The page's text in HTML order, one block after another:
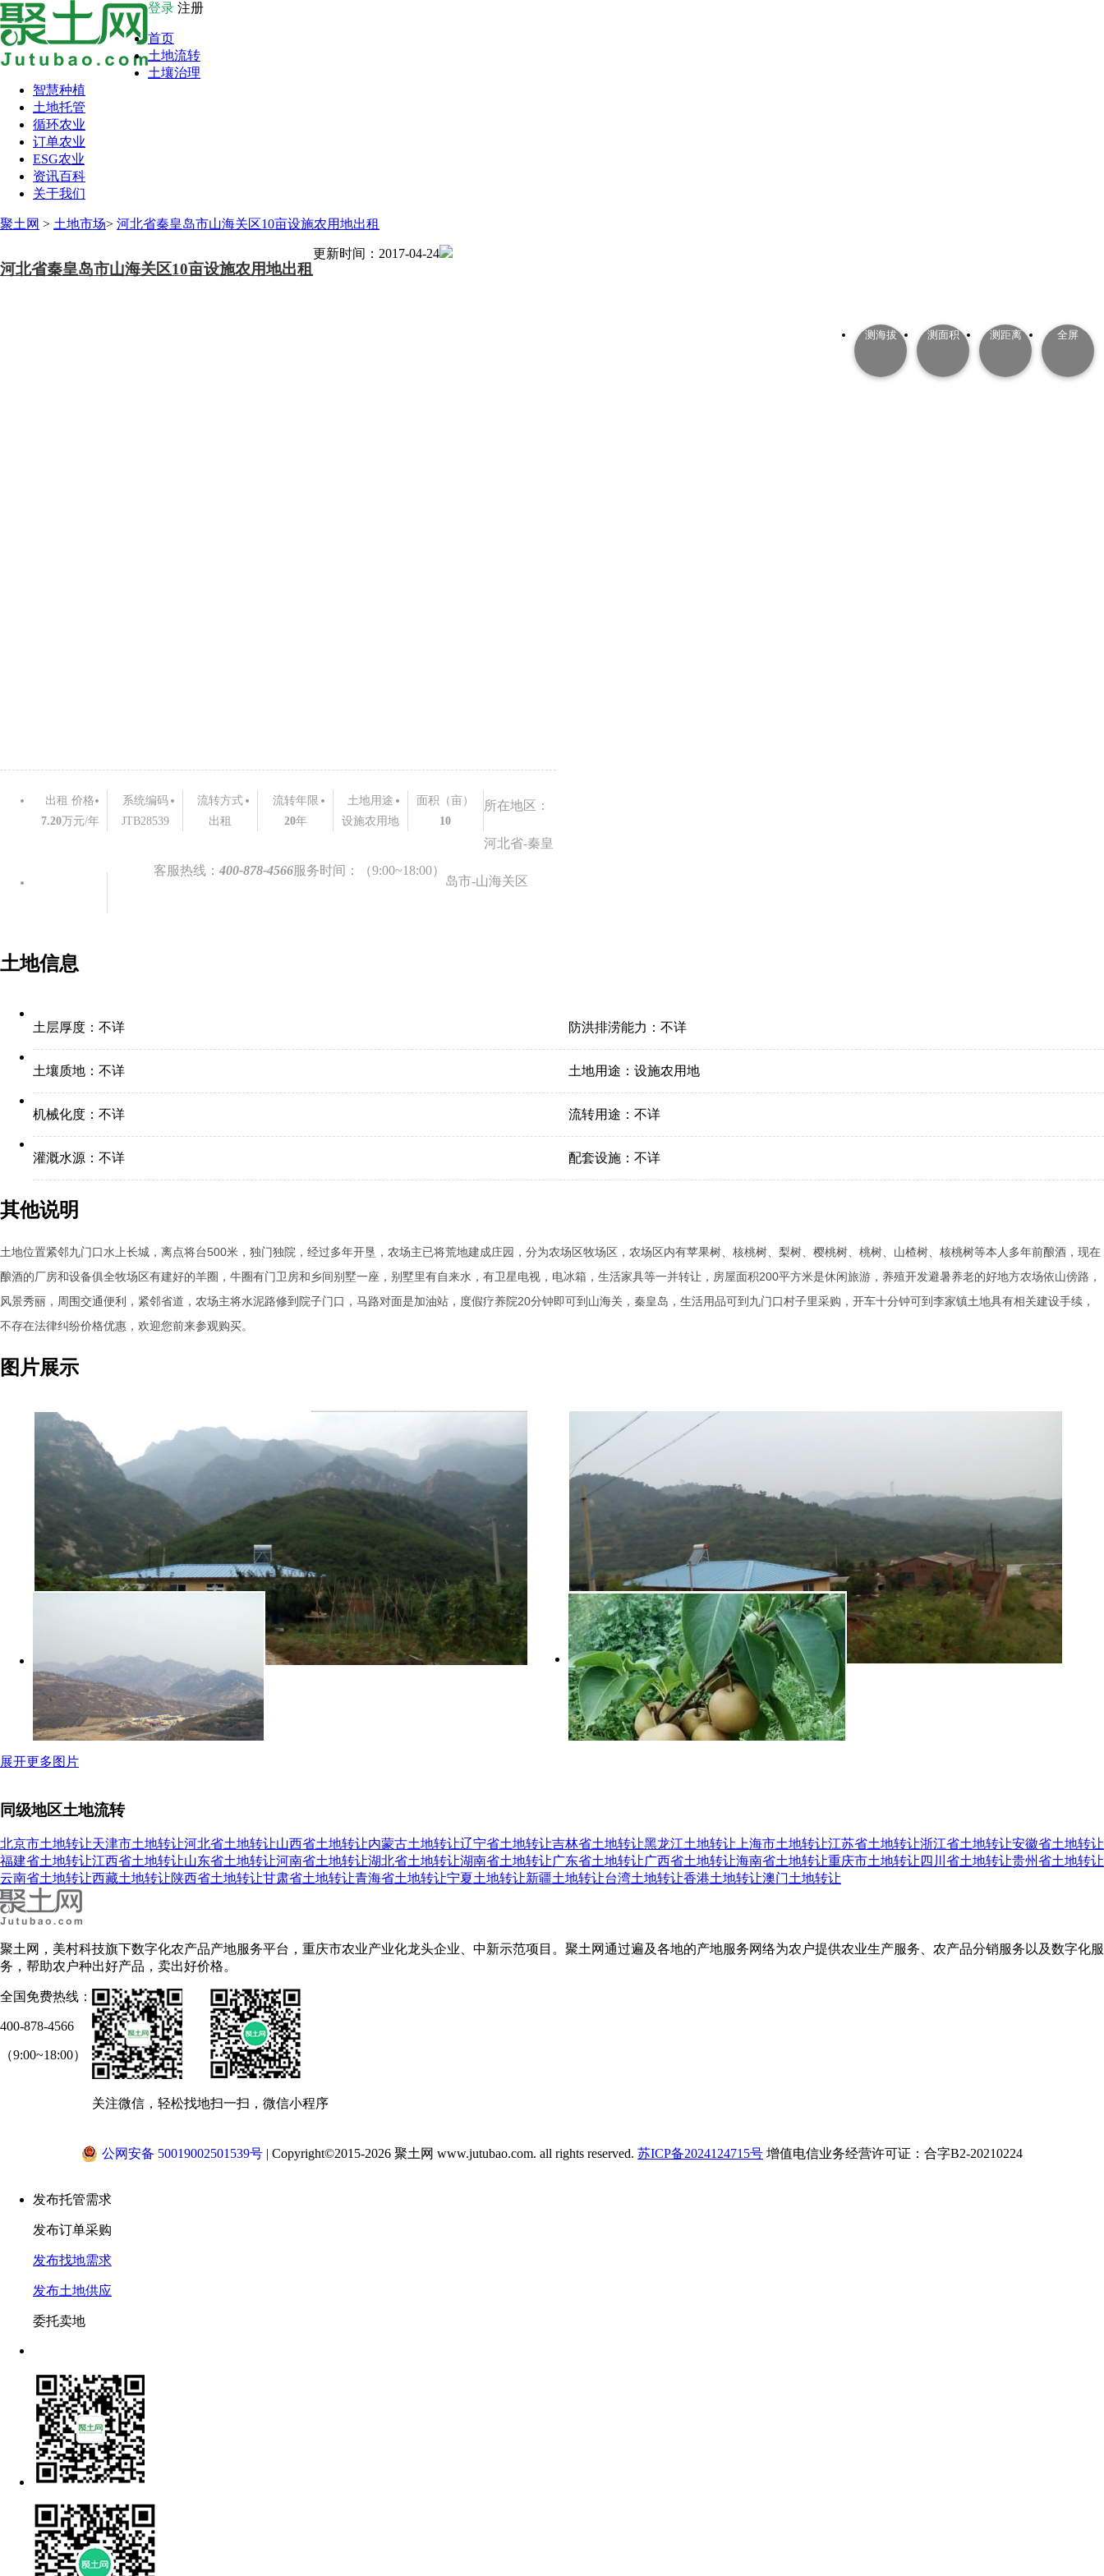
登录 注册
首页
土地流转
土壤治理
智慧种植
土地托管
循环农业
订单农业
ESG农业
资讯百科
关于我们
聚土网 > 土地市场> 河北省秦皇岛市山海关区10亩设施农用地出租
河北省秦皇岛市山海关区10亩设施农用地出租
更新时间：2017-04-24
出租 价格
7.20万元/年
系统编码
JTB28539
流转方式
出租
流转年限
20年
土地用途
设施农用地
面积（亩）
10
客服热线：400-878-4566服务时间：（9:00~18:00）
所在地区：
河北省-秦皇
岛市-山海关区
土地信息
土层厚度： 不详 防洪排涝能力： 不详
土壤质地： 不详 土地用途： 设施农用地
机械化度： 不详 流转用途： 不详
灌溉水源： 不详 配套设施： 不详
其他说明
土地位置紧邻九门口水上长城，离点将台500米，独门独院，经过多年开垦，农场主已将荒地建成庄园，分为农场区牧场区，农场区内有苹果树、核桃树、梨树、樱桃树、桃树、山楂树、核桃树等本人多年前酿酒，现在
酿酒的厂房和设备俱全牧场区有建好的羊圈，牛圈有门卫房和乡间别墅一座，别墅里有自来水，有卫星电视，电冰箱，生活家具等一并转让，房屋面积200平方米是休闲旅游，养殖开发避暑养老的好地方农场依山傍路，
风景秀丽，周围交通便利，紧邻省道，农场主将水泥路修到院子门口，马路对面是加油站，度假疗养院20分钟即可到山海关，秦皇岛，生活用品可到九门口村子里采购，开车十分钟可到李家镇土地具有相关建设手续，
不存在法律纠纷价格优惠，欢迎您前来参观购买。
图片展示
展开更多图片
同级地区土地流转
北京市土地转让天津市土地转让河北省土地转让山西省土地转让内蒙古土地转让辽宁省土地转让吉林省土地转让黑龙江土地转让 上海市土地转让江苏省土地转让浙江省土地转让安徽省土地转让
福建省土地转让江西省土地转让山东省土地转让河南省土地转让湖北省土地转让湖南省土地转让广东省土地转让广西省土地转让海南省土地转让重庆市土地转让 四川省土地转让贵州省土地转让
云南省土地转让西藏土地转让陕西省土地转让甘肃省土地转让青海省土地转让宁夏土地转让新疆土地转让台湾土地转让香港土地转让澳门土地转让
聚土网，美村科技旗下数字化农产品产地服务平台，重庆市农业产业化龙头企业、中新示范项目。聚土网通过遍及各地的产地服务网络为农户提供农业生产服务、农产品分销服务以及数字化服
务，帮助农户种出好产品，卖出好价格。
全国免费热线：
400-878-4566
（9:00~18:00）
关注微信，轻松找地扫一扫，微信小程序
公网安备 50019002501539号 | Copyright©2015-2026 聚土网 www.jutubao.com. all rights reserved. 苏ICP备2024124715号 增值电信业务经营许可证：合字B2-20210224
发布托管需求
发布订单采购
发布找地需求
发布土地供应
委托卖地